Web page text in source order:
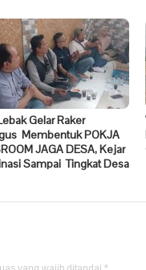
Gelar Raker
Membentuk POKJA
JAGA DESA, Kejar
Sampai Tingkat Desa